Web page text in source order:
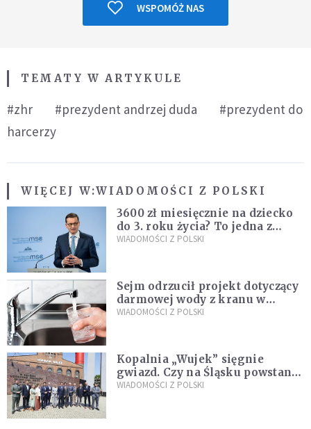
WSPOMÓŻ NAS
TEMATY W ARTYKULE
#zhr #prezydent andrzej duda
#prezydent do
harcerzy
WIĘCEJ W:WIADOMOŚCI Z POLSKI
3600 zł miesięcznie na dziecko
do 3. roku życia? To jedna z
propozycji programu "Rozwój
WIADOMOŚCI Z POLSKI
Sejm odrzucił projekt dotyczący
darmowej wody z kranu w
restauracjach
WIADOMOŚCI Z POLSKI
Kopalnia „Wujek” sięgnie
gwiazd. Czy na Śląsku powstanie
„Dolina Krzemowa”?
WIADOMOŚCI Z POLSKI